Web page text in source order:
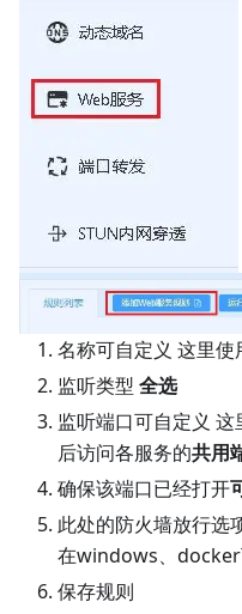
名称可自定义 这里
监听类型 全选
监听端口可自定义
后访问各服务的共用
确保该端口已经打开
此处的防火墙放行选
在windows、docker
保存规则